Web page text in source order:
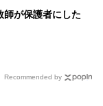
が保護者にした
Recommended by